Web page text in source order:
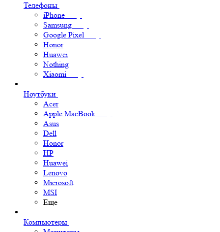
Телефоны
iPhone
Samsung
Google Pixel
Honor
Huawei
Nothing
Xiaomi
Ноутбуки
Acer
Apple MacBook
Asus
Dell
Honor
HP
Huawei
Lenovo
Microsoft
MSI
Еще
Компьютеры